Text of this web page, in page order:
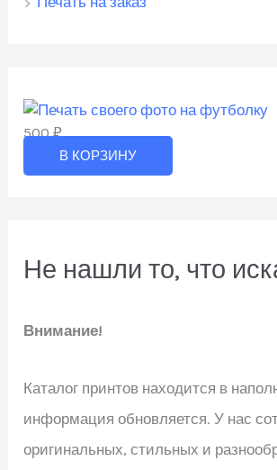
500₽
В КОРЗИНУ
Не нашли то, что
Внимание!
Каталог принтов находится в
информация обновляется. У нас
оригинальных, стильных и